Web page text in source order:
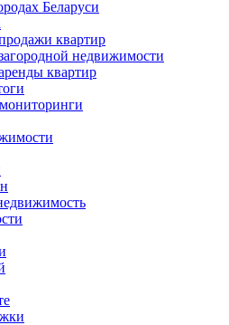
Беларуси
квартир
недвижимости
квартир